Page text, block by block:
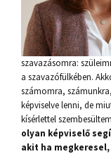
szavazásomra:
a szavazófülkében.
számomra,
képviselve lenni, de
kísérlettel
olyan képviselő
akit ha